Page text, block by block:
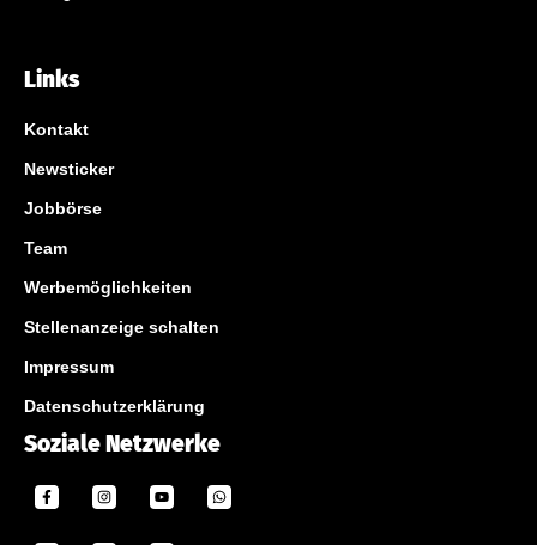
Links
Kontakt
Newsticker
Jobbörse
Team
Werbemöglichkeiten
Stellenanzeige schalten
Impressum
Datenschutzerklärung
Soziale Netzwerke